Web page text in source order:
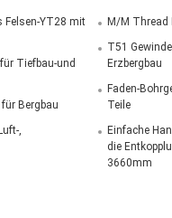
Felsen-YT28 mit
Tiefbau-und
Bergbau
,
M/M Thread
T51
Erzbergbau
Faden-
Teile
Einfache
die
3660mm